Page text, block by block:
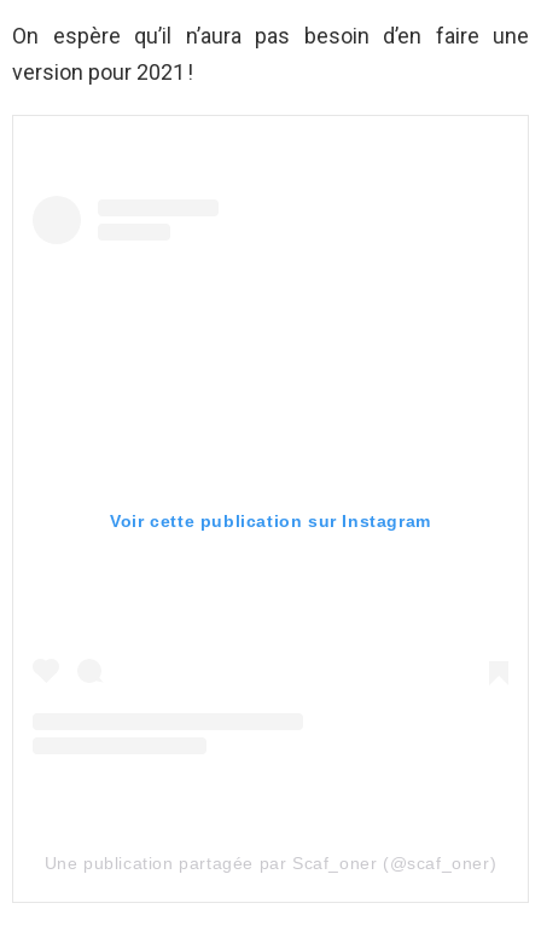
On espère qu’il n’aura pas besoin d’en faire une
version pour 2021 !
Voir cette publication sur Instagram
Une publication partagée par Scaf_oner (@scaf_oner)